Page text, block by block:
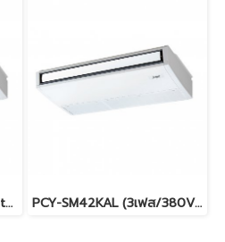
PCY-SM48KAL (220V.)(Mitsubishi Electric Mr.Slim) รุ่นแขวนใต้ฝ้าเพดาน INVERTER น้ำยา R32 พร้อมบริการติดตั้ง PCY-SM42KAL (3เฟส/380V.)(Mitsubishi Electric Mr.Slim) รุ่นแขวนใต้ฝ้าเพดาน INVERTER น้ำยา R32 พร้อมบริการติดตั้ง